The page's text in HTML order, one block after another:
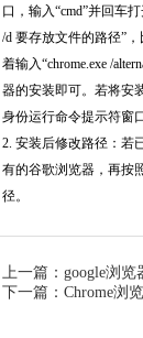
口，输入“cmd”并回车
/d 要存放文件的路径”，
着输入“chrome.exe /
器的安装即可。若将安
身份运行命令提示符窗口
2. 安装后修改路径：若
有的谷歌浏览器，再按
径。
上一篇：google浏
下一篇：Chrome浏